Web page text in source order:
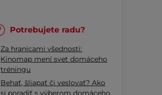
Potrebujete radu?
Za hranicami všednosti:
Kinomap mení svet domáceho
tréningu
Behať, šliapať či veslovať? Ako
si poradiť s výberom domáceho